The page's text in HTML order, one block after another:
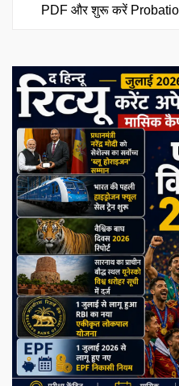
PDF और शुरू करें